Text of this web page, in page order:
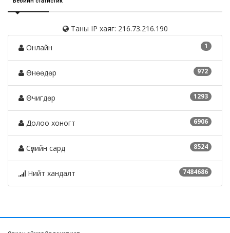
Таны IP хаяг: 216.73.216.190
1
Онлайн
972
Өнөөдөр
1293
Өчигдөр
6906
Долоо хоногт
8524
Сүүлийн сард
7484686
Нийт хандалт